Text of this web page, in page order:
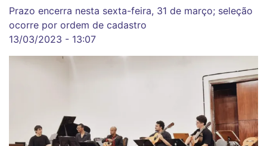
Prazo encerra nesta sexta-feira, 31 de março; seleção
ocorre por ordem de cadastro
13/03/2023 - 13:07